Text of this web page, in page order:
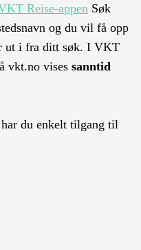
Reise-appen Søk
og du vil få opp
ut i fra ditt søk. I VKT
vkt.no vises sanntid
har du enkelt tilgang til